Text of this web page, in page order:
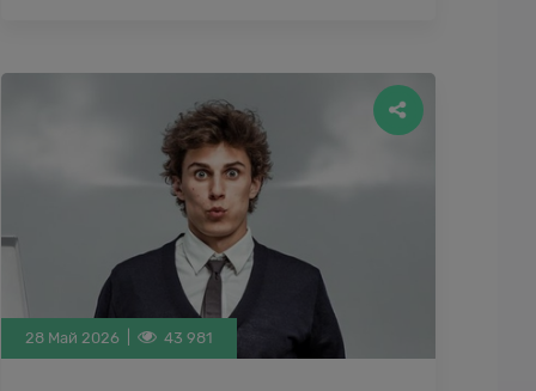
28 Май 2026 | 43 981